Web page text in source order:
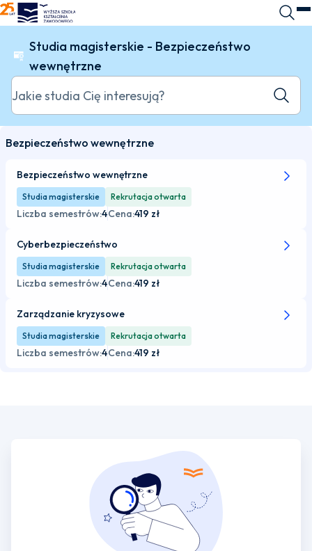
WSKZ - strona główna
Studia magisterskie - Bezpieczeństwo
wewnętrzne
Jakie studia Cię interesują?
Szukaj
Bezpieczeństwo wewnętrzne
Bezpieczeństwo wewnętrzne
Studia magisterskie Rekrutacja otwarta
Liczba semestrów:4Cena:419 zł
Cyberbezpieczeństwo
Studia magisterskie Rekrutacja otwarta
Liczba semestrów:4Cena:419 zł
Zarządzanie kryzysowe
Studia magisterskie Rekrutacja otwarta
Liczba semestrów:4Cena:419 zł